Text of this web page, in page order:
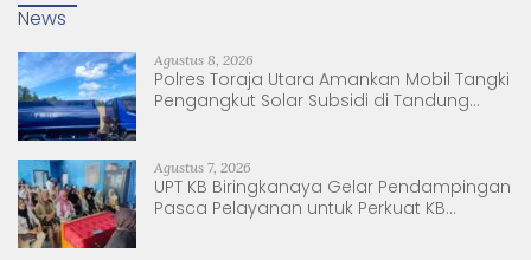
News
Agustus 8, 2026
Polres Toraja Utara Amankan Mobil Tangki
Pengangkut Solar Subsidi di Tandung
Agustus 7, 2026
UPT KB Biringkanaya Gelar Pendampingan
Pasca Pelayanan untuk Perkuat KB